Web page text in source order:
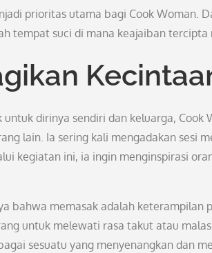
prioritas utama bagi Cook Woman.
tempat suci di mana keajaiban tercipta
untuk dirinya sendiri dan keluarga,
lain. Ia sering kali mengadakan sesi
kegiatan ini, ia ingin menginspirasi
bahwa memasak adalah
untuk melewati rasa takut atau
sesuatu yang menyenangkan dan